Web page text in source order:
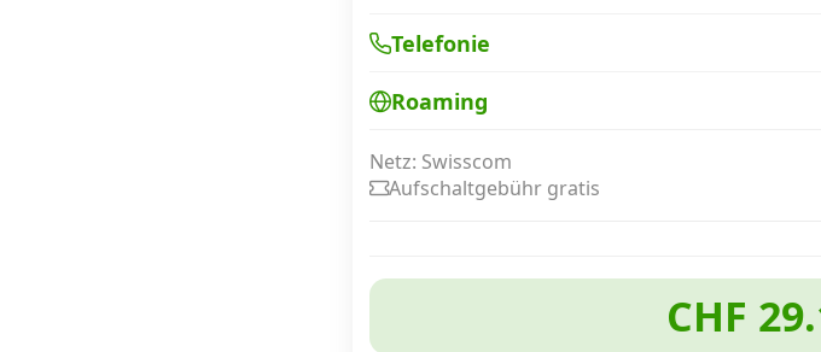
Handy-Abo kündigen oder wechseln
Telefonie
Roaming
Netz: Swisscom
Aufschaltgebühr gratis
CHF